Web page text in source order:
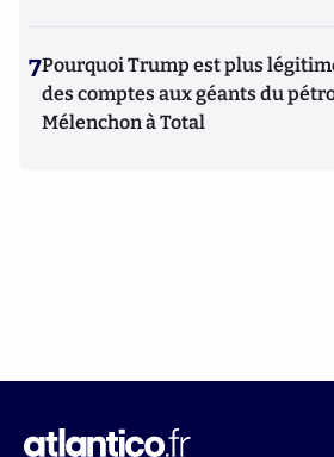
7Pourquoi Trump est plus
des comptes aux géants du
Mélenchon à Total